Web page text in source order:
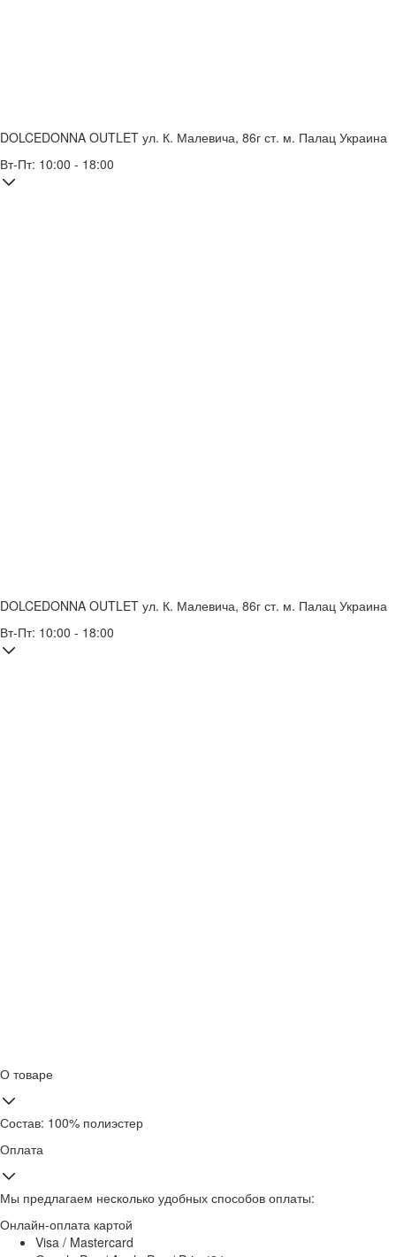
DOLCEDONNA OUTLET ул. К. Малевича, 86г ст. м. Палац Украина
Вт-Пт: 10:00 - 18:00
DOLCEDONNA OUTLET ул. К. Малевича, 86г ст. м. Палац Украина
Вт-Пт: 10:00 - 18:00
О товаре
Состав: 100% полиэстер
Оплата
Мы предлагаем несколько удобных способов оплаты:
Онлайн-оплата картой
Visa / Mastercard